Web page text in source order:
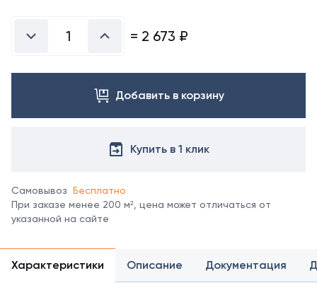
цвета
справочнике
цветов
RAL.
*
цвета
может
не
полностью
оттенку.
= 2 673 ₽
Добавить в корзину
Купить в 1 клик
Самовывоз Бесплатно
При заказе менее 200 м², цена может отличаться от
указанной на сайте
Характеристики Описание Документация